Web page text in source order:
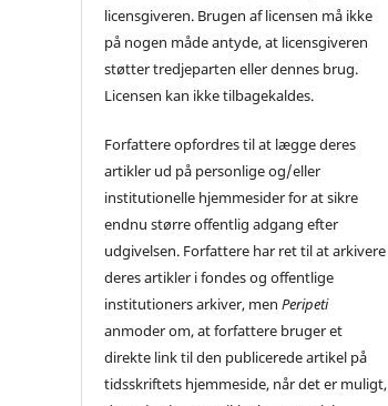
licensgiveren. Brugen af licensen må ikke
på nogen måde antyde, at licensgiveren
støtter tredjeparten eller dennes brug.
Licensen kan ikke tilbagekaldes.
Forfattere opfordres til at lægge deres
artikler ud på personlige og/eller
institutionelle hjemmesider for at sikre
endnu større offentlig adgang efter
udgivelsen. Forfattere har ret til at arkivere
deres artikler i fondes og offentlige
institutioners arkiver, menPeripeti
anmoder om, at forfattere bruger et
direkte link til den publicerede artikel på
tidsskriftets hjemmeside, når det er muligt,